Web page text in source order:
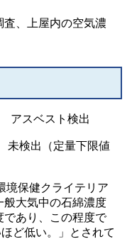
、上屋内の空気濃
スベスト検出
出（定量下限値
境保健クライテリア
般大気中の石綿濃度
であり、この程度で
ど低い。」とされて